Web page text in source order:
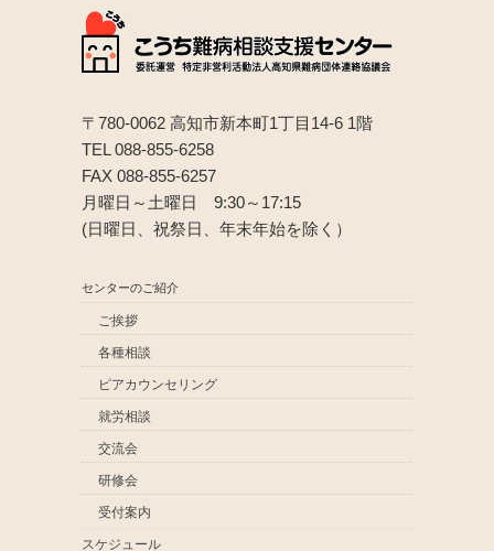
〒780-0062 高知市新本町1丁目14-6 1階
TEL 088-855-6258
FAX 088-855-6257
月曜日～土曜日 9:30～17:15
(日曜日、祝祭日、年末年始を除く）
センターのご紹介
ご挨拶
各種相談
ピアカウンセリング
就労相談
交流会
研修会
受付案内
スケジュール